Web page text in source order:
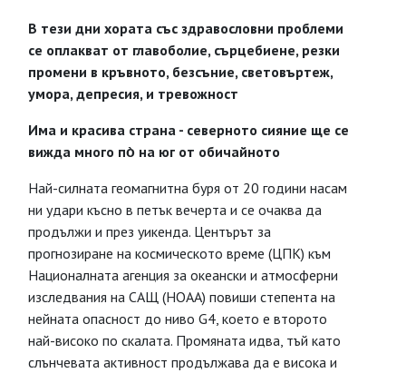
В тези дни хората със здравословни проблеми
се оплакват от главоболие, сърцебиене, резки
промени в кръвното, безсъние, световъртеж,
умора, депресия, и тревожност
Има и красива страна - северното сияние ще се
вижда много по̀ на юг от обичайното
Най-силната геомагнитна буря от 20 години насам
ни удари късно в петък вечерта и се очаква да
продължи и през уикенда. Центърът за
прогнозиране на космическото време (ЦПК) към
Националната агенция за океански и атмосферни
изследвания на САЩ (НОАА) повиши степента на
нейната опасност до ниво G4, което е второто
най-високо по скалата. Промяната идва, тъй като
слънчевата активност продължава да е висока и